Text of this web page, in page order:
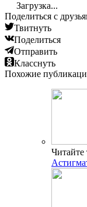
Загрузка...
Поделиться с
Твитнуть
Поделиться
Отправить
Класснуть
Похожие
Читайте